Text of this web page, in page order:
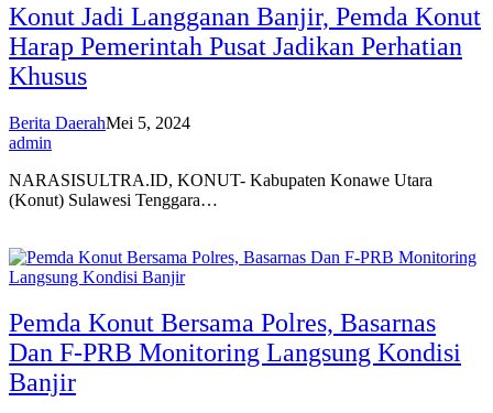
Konut Jadi Langganan Banjir, Pemda Konut
Harap Pemerintah Pusat Jadikan Perhatian
Khusus
Berita DaerahMei 5, 2024
admin
NARASISULTRA.ID, KONUT- Kabupaten Konawe Utara
(Konut) Sulawesi Tenggara…
Pemda Konut Bersama Polres, Basarnas
Dan F-PRB Monitoring Langsung Kondisi
Banjir